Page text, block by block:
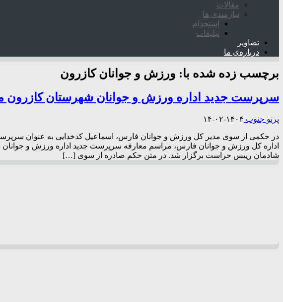
مقالات
نیازمندی ها
استخدام
تبلیغات
تصاویر
درباره‌ی ما
برچسب زده شده با: ورزش و جوانان کازرون
سرپرست جدید اداره ورزش و جوانان شهرستان
پرتو جنوب ۱۴۰۴-۰۲-۱۴
در حکمی از سوی مدیر کل ورزش و جوانان فارس، اسماعیل کدخدایی به عنوان
اداره کل ورزش و جوانان فارس، مراسم معارفه سرپرست جدید اداره ورزش و
شادمان رییس حراست برگزار شد. در متن حکم صادره از سوی […]